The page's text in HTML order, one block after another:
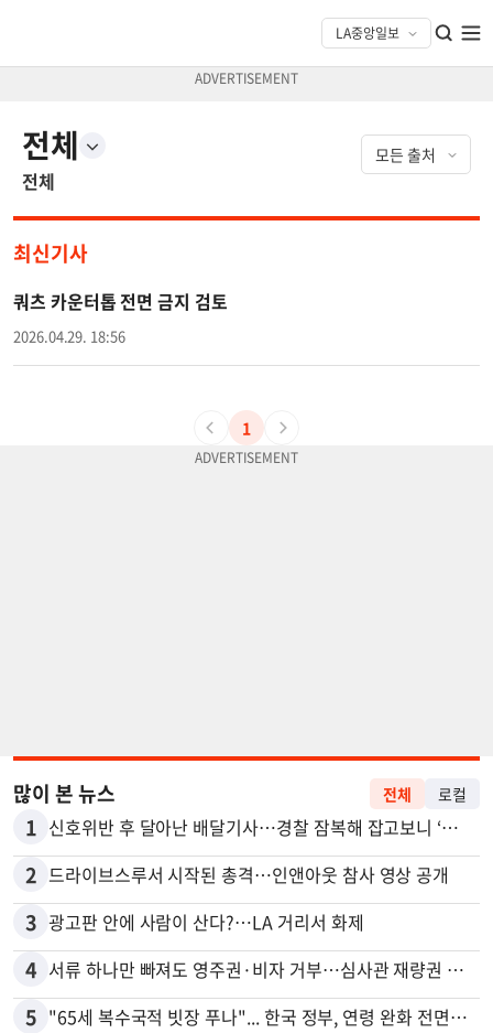
전체
전체
최신기사
쿼츠 카운터톱 전면 금지 검토
2026.04.29. 18:56
1
많이 본 뉴스 전체 로컬
1 신호위반 후 달아난 배달기사…경찰 잠복해 잡고보니 ‘반전’
2 드라이브스루서 시작된 총격…인앤아웃 참사 영상 공개
3 광고판 안에 사람이 산다?…LA 거리서 화제
4 서류 하나만 빠져도 영주권·비자 거부…심사관 재량권 대폭 확대
5 "65세 복수국적 빗장 푸나"... 한국 정부, 연령 완화 전면 추진